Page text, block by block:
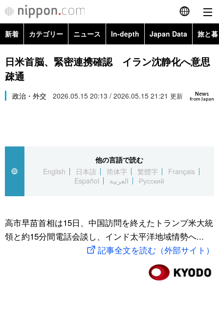
English
简体字
Русский
カテゴリー
経済・ビジネス
国際
文化
トップ
アーカイブ
In-depth
Japan Data
動画/Live
新着 カテゴリー ニュース In-depth Japan Data 旅と
政治・外交
経済・ビジネス
スポーツ・東京2020
Topics
日米首脳、緊密連携確認 イラン沈静化へ意思
疎通
News
from Japan
政治・外交 2026.05.15 20:13 / 2026.05.15 21:21 更新
他の言語で読む
English
日本語 简体字 繁體字
Français
Español
العربية Русский
高市早苗首相は15日、中国訪問を終えたトランプ米大統
領と約15分間電話会談し、インド太平洋地域情勢へ...
記事全文を読む（外部サイト）